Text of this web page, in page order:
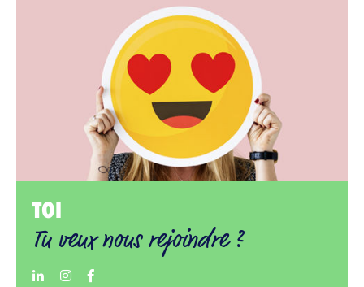
TOI
Tu veux nous rejoindre ?